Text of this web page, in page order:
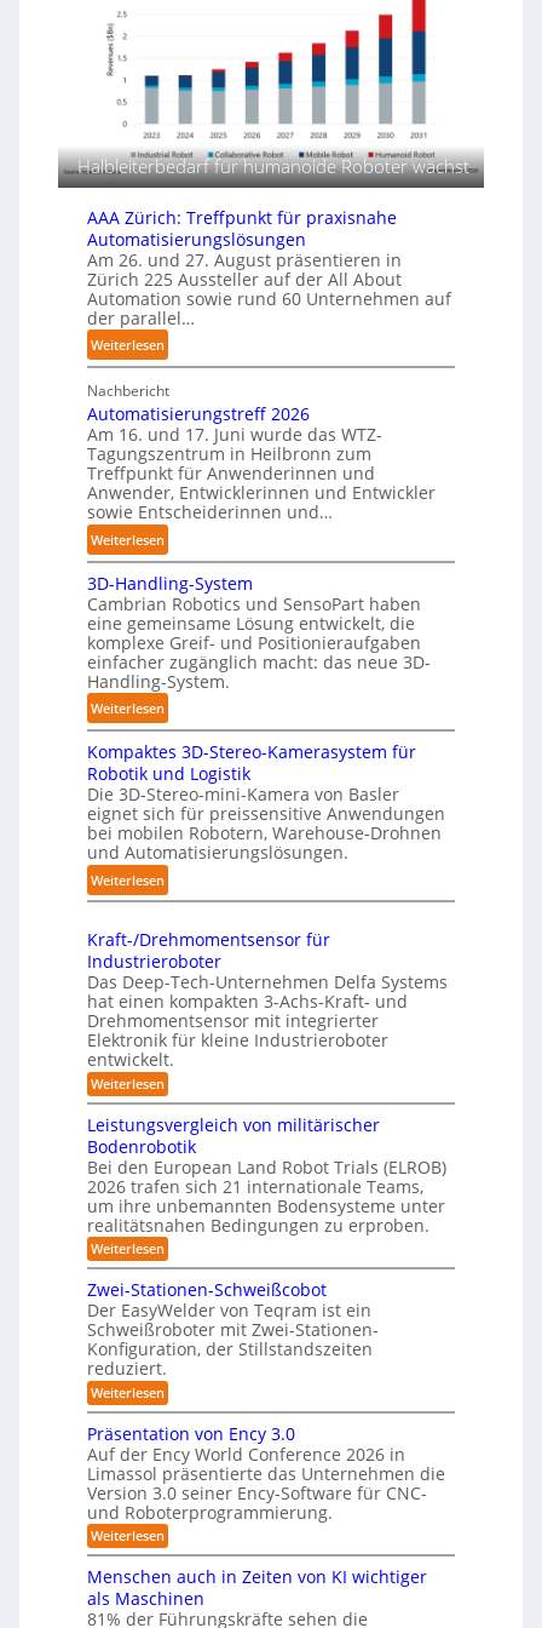
e
e
r
t
i
g
u
n
g
r
f
ü
r
T
a
u
c
h
r
o
b
o
t
e
r
s
c
i
n
e
n
p
e
r
o
b
o
t
Halbleiterbedarf für humanoide Roboter wächst
AAA Zürich: Treffpunkt für praxisnahe
Automatisierungslösungen
Am 26. und 27. August präsentieren in
Zürich 225 Aussteller auf der All About
Automation sowie rund 60 Unternehmen auf
der parallel…
Weiterlesen:
A
A
A
Z
ü
r
i
c
h
:
T
r
e
f
f
p
u
n
k
t
f
ü
r
p
a
x
i
n
a
h
e
A
u
t
o
m
a
t
i
s
i
e
r
u
n
g
s
l
ö
s
n
g
Nachbericht
Automatisierungstreff 2026
Am 16. und 17. Juni wurde das WTZ-
Tagungszentrum in Heilbronn zum
Treffpunkt für Anwenderinnen und
Anwender, Entwicklerinnen und Entwickler
sowie Entscheiderinnen und…
Weiterlesen:
A
u
t
o
m
a
t
i
s
i
e
r
u
n
g
s
e
f
2
0
2
3D-Handling-System
Cambrian Robotics und SensoPart haben
eine gemeinsame Lösung entwickelt, die
komplexe Greif- und Positionieraufgaben
einfacher zugänglich macht: das neue 3D-
Handling-System.
Weiterlesen:
3
D
-
H
a
n
d
l
n
g
-
S
y
s
t
e
m
Kompaktes 3D-Stereo-Kamerasystem für
Robotik und Logistik
Die 3D-Stereo-mini-Kamera von Basler
eignet sich für preissensitive Anwendungen
bei mobilen Robotern, Warehouse-Drohnen
und Automatisierungslösungen.
Weiterlesen:
K
m
p
a
k
t
e
s
3
D
-
S
t
e
r
e
o
-
K
a
m
e
r
a
s
y
s
t
m
f
Kraft-/Drehmomentsensor für
Industrieroboter
Das Deep-Tech-Unternehmen Delfa Systems
hat einen kompakten 3-Achs-Kraft- und
Drehmomentsensor mit integrierter
Elektronik für kleine Industrieroboter
entwickelt.
Weiterlesen:
K
a
f
t
-
/
D
r
e
h
m
o
m
e
n
t
s
e
s
o
r
f
ü
r
I
n
d
u
s
Leistungsvergleich von militärischer
Bodenrobotik
Bei den European Land Robot Trials (ELROB)
2026 trafen sich 21 internationale Teams,
um ihre unbemannten Bodensysteme unter
realitätsnahen Bedingungen zu erproben.
Weiterlesen:
L
e
i
s
t
u
g
s
v
e
r
g
l
e
i
c
h
v
o
n
m
Zwei-Stationen-Schweißcobot
Der EasyWelder von Teqram ist ein
Schweißroboter mit Zwei-Stationen-
Konfiguration, der Stillstandszeiten
reduziert.
Weiterlesen:
Z
w
e
i
-
S
t
a
t
i
o
n
e
Präsentation von Ency 3.0
Auf der Ency World Conference 2026 in
Limassol präsentierte das Unternehmen die
Version 3.0 seiner Ency-Software für CNC-
und Roboterprogrammierung.
Weiterlesen:
P
ä
s
e
Menschen auch in Zeiten von KI wichtiger
als Maschinen
81% der Führungskräfte sehen die